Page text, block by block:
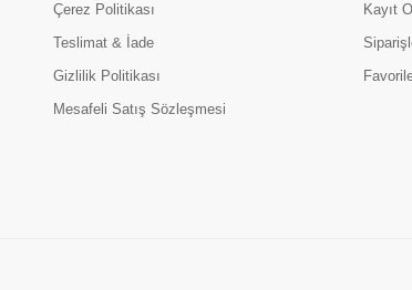
Çerez Politikası
Teslimat & İade
Gizlilik Politikası
Mesafeli Satış Sözleşmesi
Kayıt Ol